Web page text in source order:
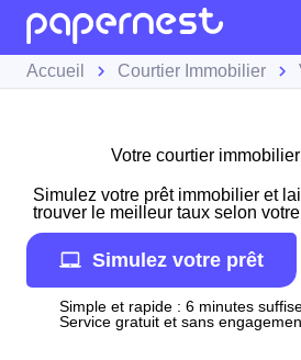
Accueil Courtier Immobilier
Votre courtier
Simulez votre prêt immobilier et
trouver le meilleur taux selon
Simulez votre prêt
Simple et rapide : 6 minutes
Service gratuit et sans